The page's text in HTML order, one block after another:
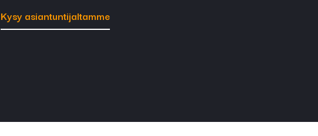
Kysy asiantuntijaltamme